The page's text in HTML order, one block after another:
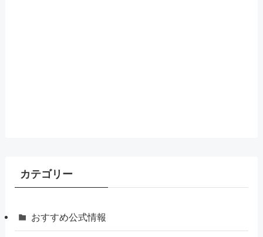
カテゴリー
おすすめ公式情報